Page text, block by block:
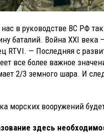
в руководстве ВС РФ
баталий. Война XXI века
RTVI. — Последняя с
все более важное
2/3 земного шара. И
морских вооружений
здесь